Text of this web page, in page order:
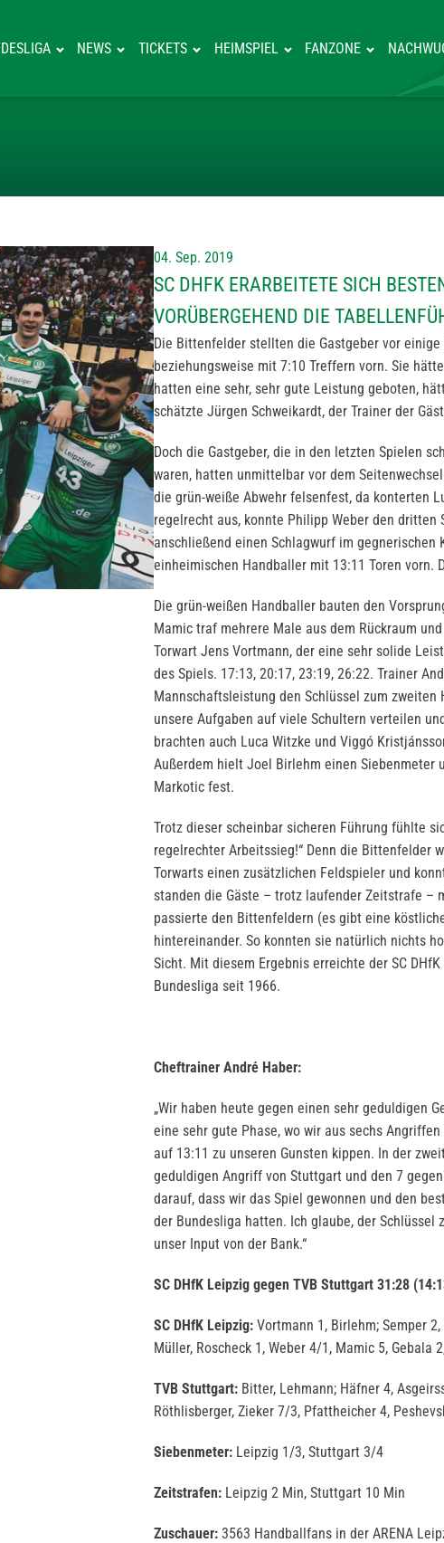
NEWS TICKETS HEIMSPIEL FANZONE
04. Sep. 2019
SC DHFK ERARBEITETE SICH
VORÜBERGEHEND DIE
Die Bittenfelder stellten die Gastgeber vor
beziehungsweise mit 7:10 Treffern vorn. Sie
hatten eine sehr, sehr gute Leistung geboten,
schätzte Jürgen Schweikardt, der Trainer der
Doch die Gastgeber, die in den letzten Spielen
waren, hatten unmittelbar vor dem
die grün-weiße Abwehr felsenfest, da konterten
regelrecht aus, konnte Philipp Weber den dritten
anschließend einen Schlagwurf im
einheimischen Handballer mit 13:11 Toren vorn.
Die grün-weißen Handballer bauten den
Mamic traf mehrere Male aus dem Rückraum
Torwart Jens Vortmann, der eine sehr solide
des Spiels. 17:13, 20:17, 23:19, 26:22. Trainer
Mannschaftsleistung den Schlüssel zum zweiten
unsere Aufgaben auf viele Schultern verteilen
brachten auch Luca Witzke und Viggó
Außerdem hielt Joel Birlehm einen Siebenmeter
Markotic fest.
Trotz dieser scheinbar sicheren Führung fühlte
regelrechter Arbeitssieg!“ Denn die Bittenfelder
Torwarts einen zusätzlichen Feldspieler und
standen die Gäste – trotz laufender Zeitstrafe –
passierte den Bittenfeldern (es gibt eine
hintereinander. So konnten sie natürlich nichts
Sicht. Mit diesem Ergebnis erreichte der SC
Bundesliga seit 1966.
Cheftrainer André Haber:
„Wir haben heute gegen einen sehr geduldigen
eine sehr gute Phase, wo wir aus sechs
auf 13:11 zu unseren Gunsten kippen. In der
geduldigen Angriff von Stuttgart und den 7
darauf, dass wir das Spiel gewonnen und den
der Bundesliga hatten. Ich glaube, der
unser Input von der Bank.“
SC DHfK Leipzig gegen TVB Stuttgart 31:28
SC DHfK Leipzig: Vortmann 1, Birlehm; Semper
Müller, Roscheck 1, Weber 4/1, Mamic 5, Gebala
TVB Stuttgart: Bitter, Lehmann; Häfner 4,
Röthlisberger, Zieker 7/3, Pfattheicher 4,
Siebenmeter: Leipzig 1/3, Stuttgart 3/4
Zeitstrafen: Leipzig 2 Min, Stuttgart 10 Min
Zuschauer: 3563 Handballfans in der ARENA